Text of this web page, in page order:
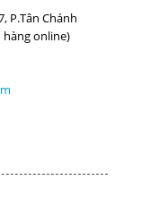
P.Tân Chánh
hàng online)